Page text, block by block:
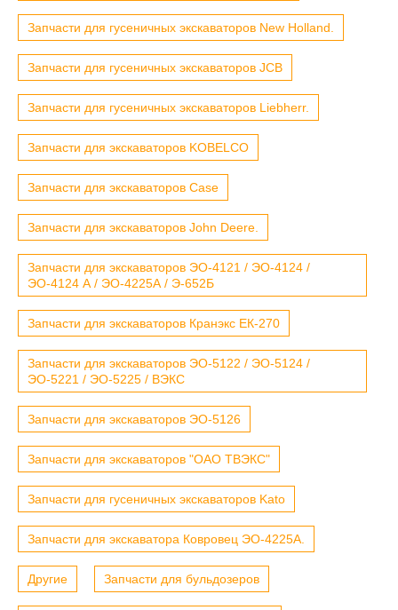
Запчасти для гусеничных экскаваторов New Holland.
Запчасти для гусеничных экскаваторов JCB
Запчасти для гусеничных экскаваторов Liebherr.
Запчасти для экскаваторов KOBELCO
Запчасти для экскаваторов Case
Запчасти для экскаваторов John Deere.
Запчасти для экскаваторов ЭО-4121 / ЭО-4124 /
ЭО-4124 А / ЭО-4225А / Э-652Б
Запчасти для экскаваторов Кранэкс ЕК-270
Запчасти для экскаваторов ЭО-5122 / ЭО-5124 /
ЭО-5221 / ЭО-5225 / ВЭКС
Запчасти для экскаваторов ЭО-5126
Запчасти для экскаваторов "ОАО ТВЭКС"
Запчасти для гусеничных экскаваторов Kato
Запчасти для экскаватора Ковровец ЭО-4225А.
Другие Запчасти для бульдозеров